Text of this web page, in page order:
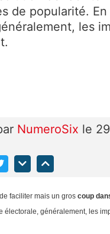
de popularité.
les
NumeroSix le
faciliter mais un gros coup
électorale, généralement, les